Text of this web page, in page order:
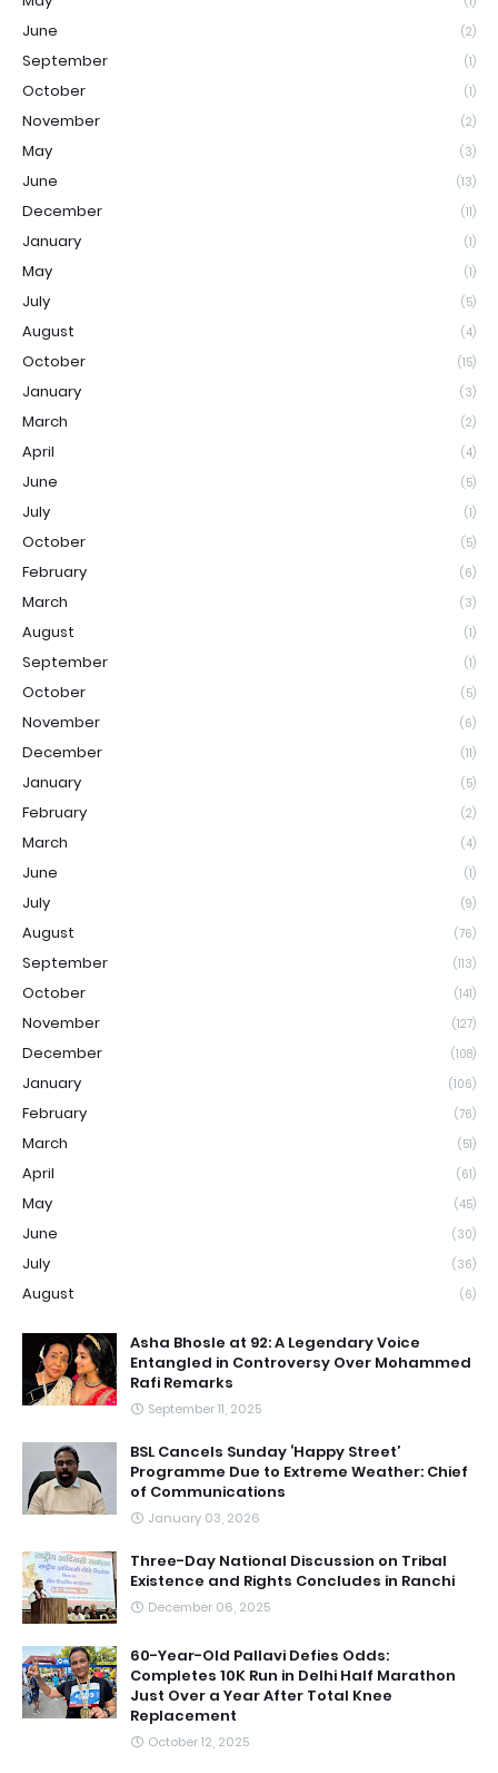
June (2)
September (1)
October (1)
November (2)
May (3)
June (13)
December (11)
January (1)
May (1)
July (5)
August (4)
October (15)
January (3)
March (2)
April (4)
June (5)
July (1)
October (5)
February (6)
March (3)
August (1)
September (1)
October (5)
November (6)
December (11)
January (5)
February (2)
March (4)
June (1)
July (9)
August (76)
September (113)
October (141)
November (127)
December (108)
January (106)
February (76)
March (51)
April (61)
May (45)
June (30)
July (36)
August (6)
Asha Bhosle at 92: A Legendary Voice
Entangled in Controversy Over Mohammed
Rafi Remarks
September 11, 2025
BSL Cancels Sunday ‘Happy Street’
Programme Due to Extreme Weather: Chief
of Communications
January 03, 2026
Three-Day National Discussion on Tribal
Existence and Rights Concludes in Ranchi
December 06, 2025
60-Year-Old Pallavi Defies Odds:
Completes 10K Run in Delhi Half Marathon
Just Over a Year After Total Knee
Replacement
October 12, 2025